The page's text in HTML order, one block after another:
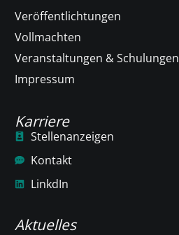
Veröffentlichtungen
Vollmachten
Veranstaltungen & Schulungen
Impressum
Karriere
Stellenanzeigen
Kontakt
LinkdIn
Aktuelles